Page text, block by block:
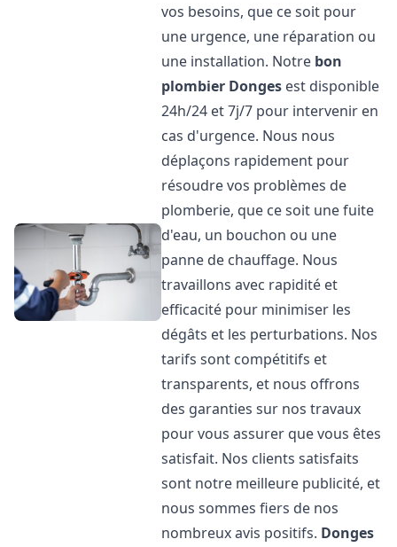
vos besoins, que ce soit pour
une urgence, une réparation ou
une installation. Notre bon
plombier Donges est disponible
24h/24 et 7j/7 pour intervenir en
cas d'urgence. Nous nous
déplaçons rapidement pour
résoudre vos problèmes de
plomberie, que ce soit une fuite
d'eau, un bouchon ou une
panne de chauffage. Nous
travaillons avec rapidité et
efficacité pour minimiser les
dégâts et les perturbations. Nos
tarifs sont compétitifs et
transparents, et nous offrons
des garanties sur nos travaux
pour vous assurer que vous êtes
satisfait. Nos clients satisfaits
sont notre meilleure publicité, et
nous sommes fiers de nos
nombreux avis positifs. Donges